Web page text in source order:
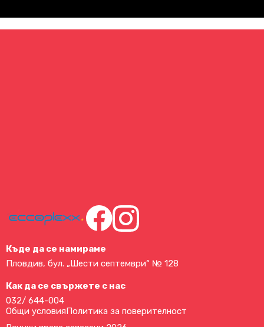
Къде да се намираме
Пловдив, бул. „Шести септември“ № 128
Как да се свържете с нас
032/ 644-004
Общи условияПолитика за поверителност